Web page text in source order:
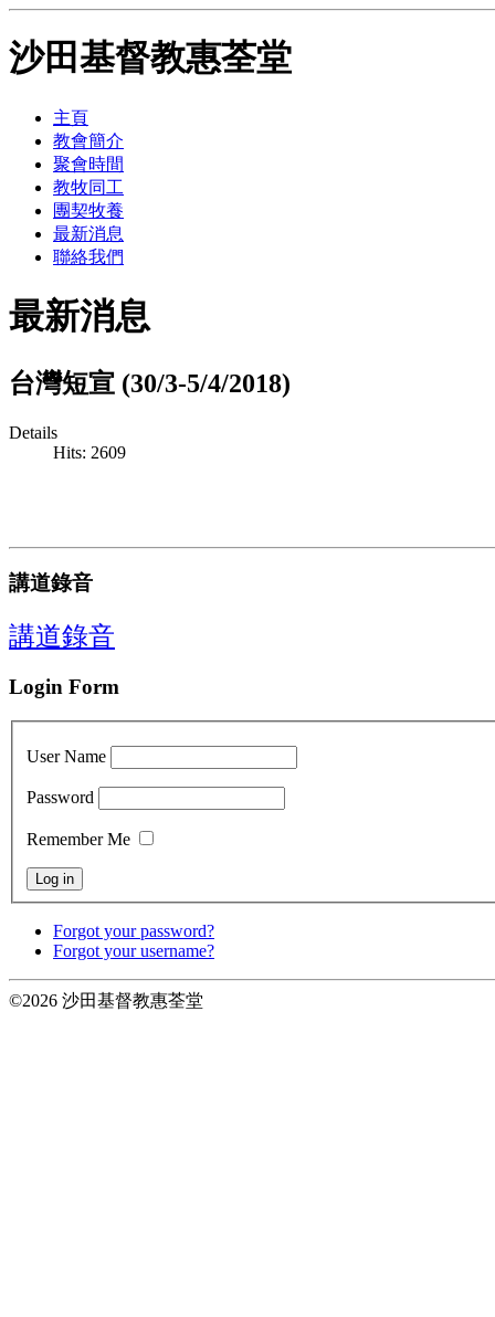
沙田基督教惠荃堂
主頁
教會簡介
聚會時間
教牧同工
團契牧養
最新消息
聯絡我們
最新消息
台灣短宣 (30/3-5/4/2018)
Details
Hits: 2609
講道錄音
講道錄音
Login Form
User Name
Password
Remember Me
Forgot your password?
Forgot your username?
©2026 沙田基督教惠荃堂